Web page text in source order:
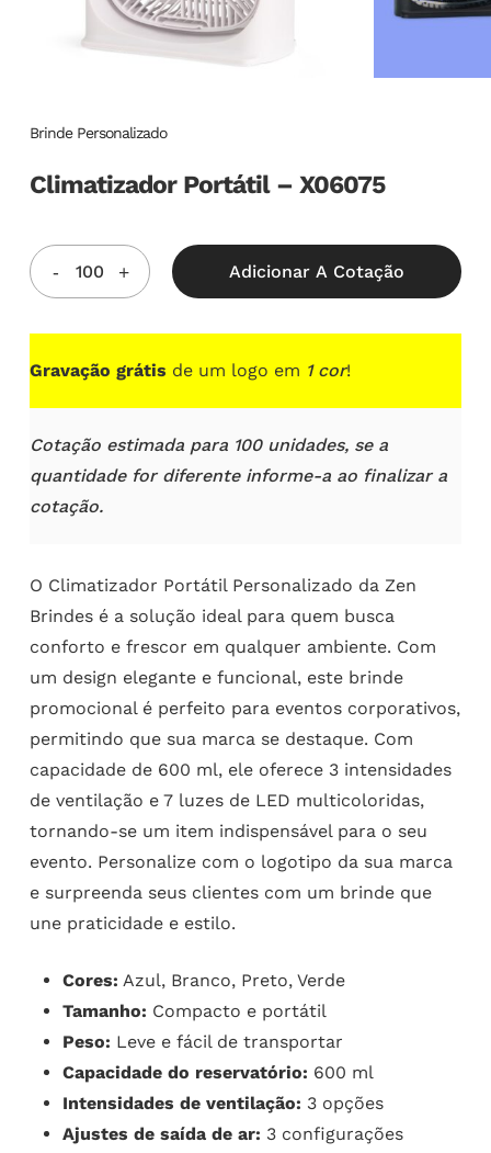
Brinde Personalizado
Climatizador Portátil – X06075
Adicionar A Cotação
Gravação grátis de um logo em 1 cor!
Cotação estimada para 100 unidades, se a
quantidade for diferente informe-a ao finalizar a
cotação.
O Climatizador Portátil Personalizado da Zen
Brindes é a solução ideal para quem busca
conforto e frescor em qualquer ambiente. Com
um design elegante e funcional, este brinde
promocional é perfeito para eventos corporativos,
permitindo que sua marca se destaque. Com
capacidade de 600 ml, ele oferece 3 intensidades
de ventilação e 7 luzes de LED multicoloridas,
tornando-se um item indispensável para o seu
evento. Personalize com o logotipo da sua marca
e surpreenda seus clientes com um brinde que
une praticidade e estilo.
Cores: Azul, Branco, Preto, Verde
Tamanho: Compacto e portátil
Peso: Leve e fácil de transportar
Capacidade do reservatório: 600 ml
Intensidades de ventilação: 3 opções
Ajustes de saída de ar: 3 configurações